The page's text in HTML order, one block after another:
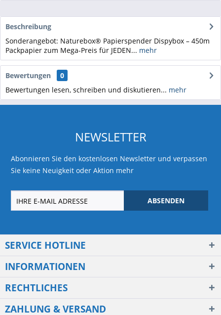
Beschreibung
Sonderangebot: Naturebox® Papierspender Dispybox – 450m
Packpapier zum Mega-Preis für JEDEN... mehr
Bewertungen
0
Bewertungen lesen, schreiben und diskutieren... mehr
NEWSLETTER
Abonnieren Sie den kostenlosen Newsletter und verpassen
Sie keine Neuigkeit oder Aktion mehr
ABSENDEN
SERVICE HOTLINE
INFORMATIONEN
RECHTLICHES
ZAHLUNG & VERSAND